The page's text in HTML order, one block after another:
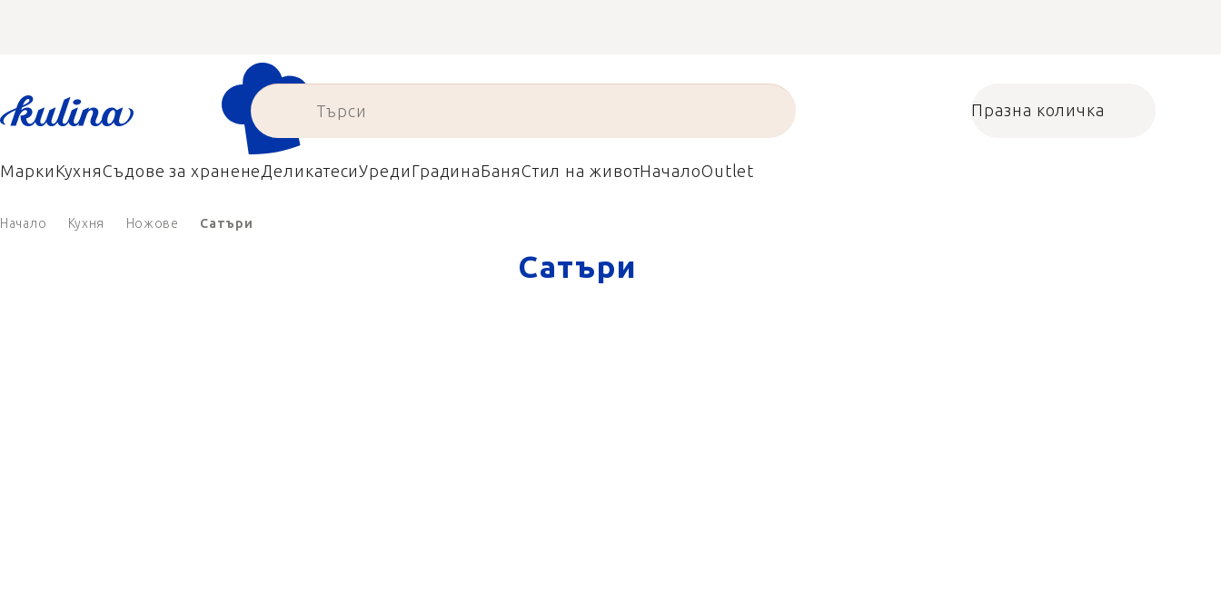
Количка за
Празна количка
МаркиКухняСъдове за храненеДеликатесиУредиГрадинаБаняСтил на животНачалоOutlet
Начало Кухня Ножове Сатъри
Сатъри